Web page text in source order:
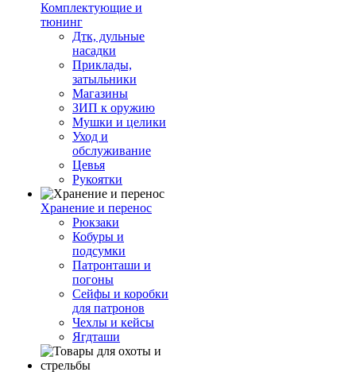
Комплектующие и
тюнинг
Дтк, дульные
насадки
Приклады,
затыльники
Магазины
ЗИП к оружию
Мушки и целики
Уход и
обслуживание
Цевья
Рукоятки
Хранение и перенос
Рюкзаки
Кобуры и
подсумки
Патронташи и
погоны
Сейфы и коробки
для патронов
Чехлы и кейсы
Ягдташи